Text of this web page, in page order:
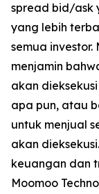
spread bid/ask
yang lebih
semua
menjamin
akan
apa pun, atau
untuk menjual
akan
keuangan dan
Moomoo